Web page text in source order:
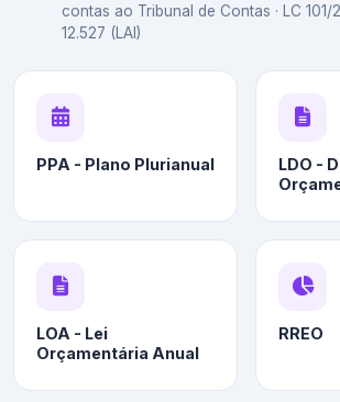
contas ao Tribunal de Contas · LC 101/
12.527 (LAI)
PPA - Plano Plurianual
LDO -
LOA - Lei
Orçamentária Anual
RREO